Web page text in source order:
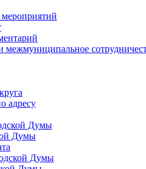
межмуниципальное
адресу
Думы
Думы
Думы